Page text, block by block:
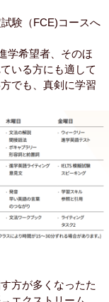
験（FCE)コースへ
学希望者、そのほ
いる方にも適して
でも、真剣に学習
方が多くなったた